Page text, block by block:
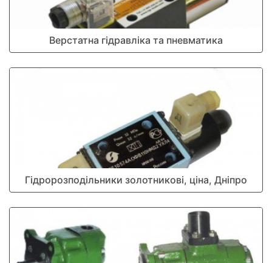
Верстатна гідравліка та пневматика
Гідророзподільники золотникові, ціна, Дніпро